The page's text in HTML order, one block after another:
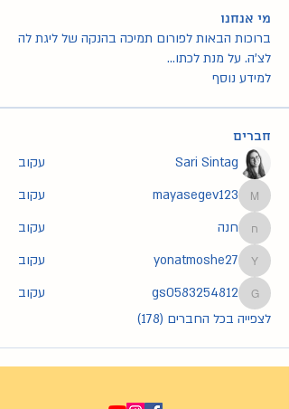
מי אנחנו
ברוכות הבאות לפורום תמיכה בהנקה של ליגת לה
לצ'ה. על מנת לכתו...
למידע נוסף
חברים
Sari Sintag עקוב
mayasegev123
mayasegev123 עקוב
חנהחנה עקוב
yonatmoshe27
yonatmoshe27 עקוב
gs0583254812
gs0583254812
עקוב
לצפייה בכל החברים (178)